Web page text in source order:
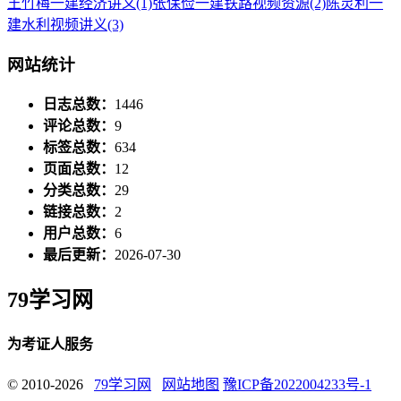
王竹梅一建经济讲义(1)张保俭一建铁路视频资源(2)陈灵利一
建水利视频讲义(3)
网站统计
日志总数： 1446
评论总数： 9
标签总数： 634
页面总数： 12
分类总数： 29
链接总数： 2
用户总数： 6
最后更新： 2026-07-30
79学习网
为考证人服务
© 2010-2026 79学习网 网站地图 豫ICP备2022004233号-1